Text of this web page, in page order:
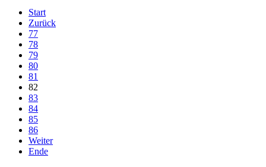
Start
Zurück
77
78
79
80
81
82
83
84
85
86
Weiter
Ende